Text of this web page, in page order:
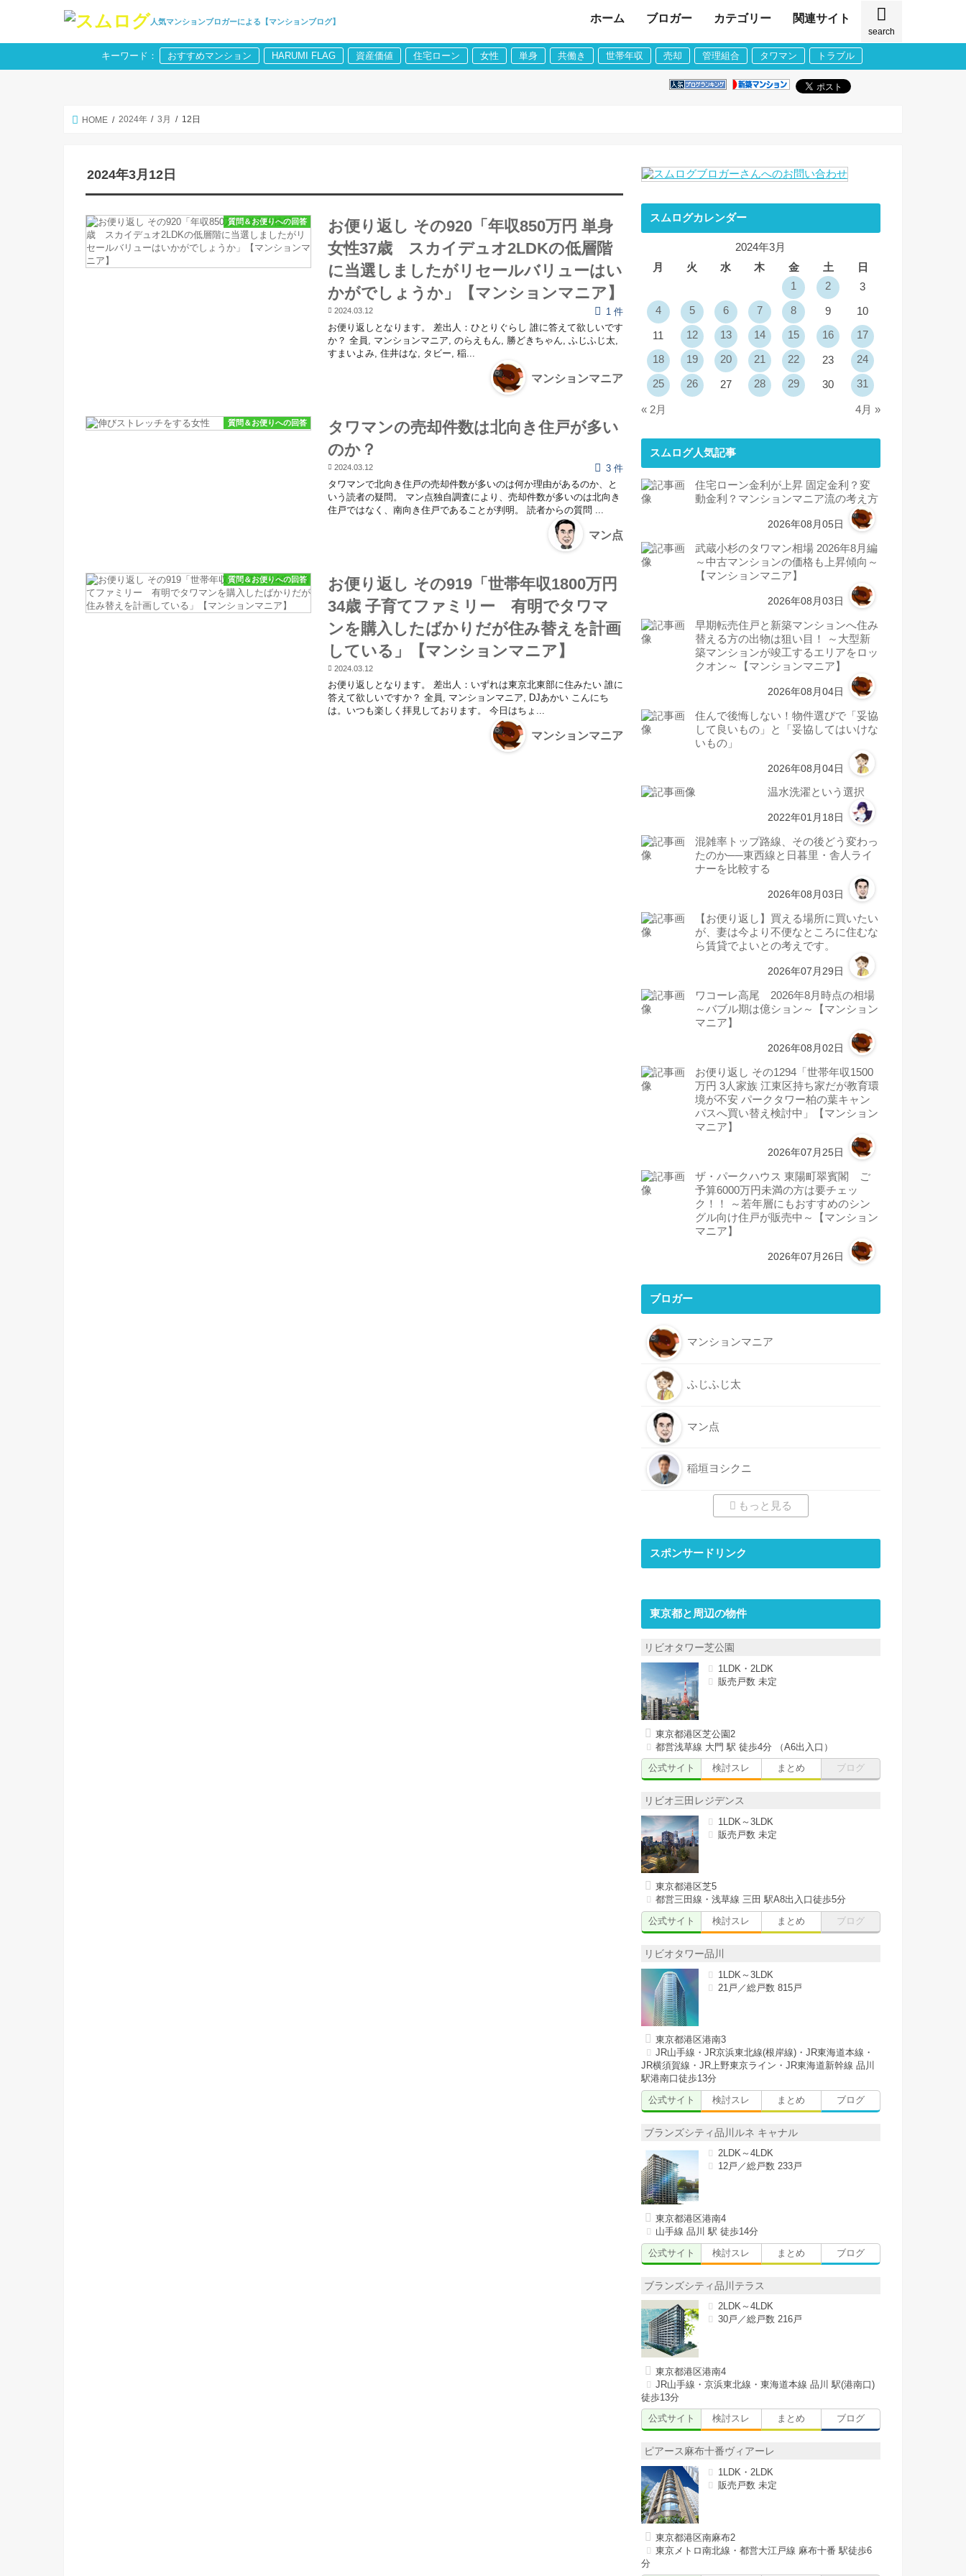
人気マンションブロガーによる【マンションブログ】
search
ホーム ブロガー カテゴリー 関連サイト
キーワード： おすすめマンション HARUMI FLAG 資産価値 住宅ローン 女性 単身 共働き 世帯年収 売却 管理組合 タワマン トラブル
HOME 2024年 3月 12日
2024年3月12日
質問＆お便りへの回答
お便り返し その920「年収850万円 単身
女性37歳 スカイデュオ2LDKの低層階
に当選しましたがリセールバリューはい
かがでしょうか」【マンションマニア】
2024.03.12
1 件
お便り返しとなります。 差出人：ひとりぐらし 誰に答えて欲しいです
か？ 全員, マンションマニア, のらえもん, 勝どきちゃん, ふじふじ太,
すまいよみ, 住井はな, タビー, 稲...
マンションマニア
質問＆お便りへの回答
タワマンの売却件数は北向き住戸が多い
のか？
2024.03.12
3 件
タワマンで北向き住戸の売却件数が多いのは何か理由があるのか、と
いう読者の疑問。 マン点独自調査により、売却件数が多いのは北向き
住戸ではなく、南向き住戸であることが判明。 読者からの質問 ...
マン点
質問＆お便りへの回答
お便り返し その919「世帯年収1800万円
34歳 子育てファミリー 有明でタワマ
ンを購入したばかりだが住み替えを計画
している」【マンションマニア】
2024.03.12
お便り返しとなります。 差出人：いずれは東京北東部に住みたい 誰に
答えて欲しいですか？ 全員, マンションマニア, DJあかい こんにち
は。いつも楽しく拝見しております。 今日はちょ...
マンションマニア
スムログカレンダー
2024年3月
月
火 水 木 金 土
日
1
2 3
4 5 6 7 8 9 10
11 12 13 14 15 16 17
18 19 20 21 22 23 24
25 26 27 28 29 30 31
« 2月 4月 »
スムログ人気記事
住宅ローン金利が上昇 固定金利？変
動金利？マンションマニア流の考え方
2026年08月05日
武蔵小杉のタワマン相場 2026年8月編
～中古マンションの価格も上昇傾向～
【マンションマニア】
2026年08月03日
早期転売住戸と新築マンションへ住み
替える方の出物は狙い目！ ～大型新
築マンションが竣工するエリアをロッ
クオン～【マンションマニア】
2026年08月04日
住んで後悔しない！物件選びで「妥協
して良いもの」と「妥協してはいけな
いもの」
2026年08月04日
温水洗濯という選択
2022年01月18日
混雑率トップ路線、その後どう変わっ
たのか──東西線と日暮里・舎人ライ
ナーを比較する
2026年08月03日
【お便り返し】買える場所に買いたい
が、妻は今より不便なところに住むな
ら賃貸でよいとの考えです。
2026年07月29日
ワコーレ高尾 2026年8月時点の相場
～バブル期は億ション～【マンション
マニア】
2026年08月02日
お便り返し その1294「世帯年収1500
万円 3人家族 江東区持ち家だが教育環
境が不安 パークタワー柏の葉キャン
パスへ買い替え検討中」【マンション
マニア】
2026年07月25日
ザ・パークハウス 東陽町翠賓閣 ご
予算6000万円未満の方は要チェッ
ク！！ ～若年層にもおすすめのシン
グル向け住戸が販売中～【マンション
マニア】
2026年07月26日
ブロガー
マンションマニア
ふじふじ太
マン点
稲垣ヨシクニ
もっと見る
スポンサードリンク
東京都と周辺の物件
リビオタワー芝公園
1LDK・2LDK
販売戸数 未定
東京都港区芝公園2
都営浅草線 大門 駅 徒歩4分 （A6出入口）
公式サイト
検討スレ まとめ ブログ
リビオ三田レジデンス
1LDK～3LDK
販売戸数 未定
東京都港区芝5
都営三田線・浅草線 三田 駅A8出入口徒歩5分
公式サイト
検討スレ まとめ ブログ
リビオタワー品川
1LDK～3LDK
21戸／総戸数 815戸
東京都港区港南3
JR山手線・JR京浜東北線(根岸線)・JR東海道本線・
JR横須賀線・JR上野東京ライン・JR東海道新幹線 品川
駅港南口徒歩13分
公式サイト
検討スレ まとめ ブログ
ブランズシティ品川ルネ キャナル
2LDK～4LDK
12戸／総戸数 233戸
東京都港区港南4
山手線 品川 駅 徒歩14分
公式サイト
検討スレ まとめ ブログ
ブランズシティ品川テラス
2LDK～4LDK
30戸／総戸数 216戸
東京都港区港南4
JR山手線・京浜東北線・東海道本線 品川 駅(港南口)
徒歩13分
公式サイト
検討スレ まとめ ブログ
ピアース麻布十番ヴィアーレ
1LDK・2LDK
販売戸数 未定
東京都港区南麻布2
東京メトロ南北線・都営大江戸線 麻布十番 駅徒歩6
分